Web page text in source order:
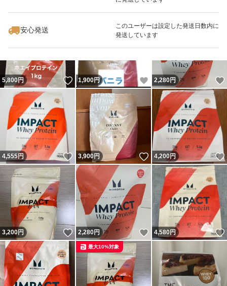
安心発送
このユーザーは設定した発送日数内に
発送しています
いいね！
5,790
5,800円 いいね！
1,900円 いいね！
2,280円
4,555円 いいね！
3,900円 いいね！
4,200円
3,200円 いいね！
2,280円 いいね！
4,580円
最大10%対象